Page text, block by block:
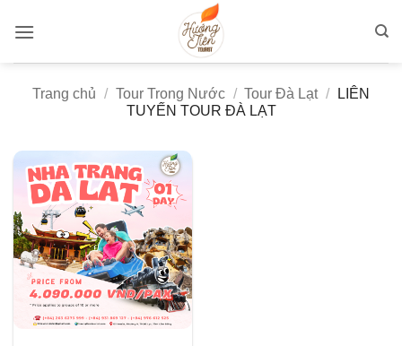
qua
Trang chủ / Tour Trong Nước / Tour Đà Lạt /
LIÊN
TUYẾN TOUR ĐÀ LẠT